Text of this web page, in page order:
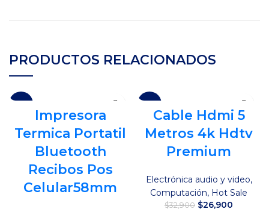
PRODUCTOS RELACIONADOS
-16%
Impresora
Termica Portatil
Bluetooth
Recibos Pos
Celular58mm
-18%
Cable Hdmi 5
Metros 4k Hdtv
Premium
Electrónica audio y video,
Computación, Hot Sale
$32,900 El
$26,900